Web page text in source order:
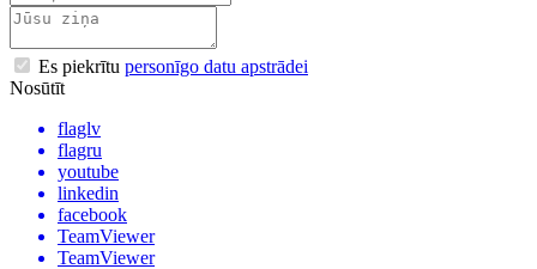
Es piekrītu personīgo datu apstrādei
Nosūtīt
flaglv
flagru
youtube
linkedin
facebook
TeamViewer
TeamViewer